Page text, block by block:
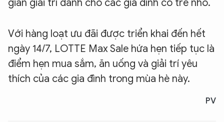
gian giải trí dành cho các gia đình có trẻ nhỏ.
Với hàng loạt ưu đãi được triển khai đến hết
ngày 14/7, LOTTE Max Sale hứa hẹn tiếp tục là
điểm hẹn mua sắm, ăn uống và giải trí yêu
thích của các gia đình trong mùa hè này.
PV